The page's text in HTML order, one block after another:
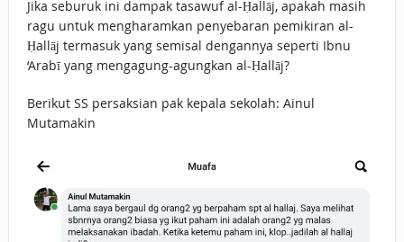
Jika seburuk ini dampak tasawuf al-Ḥallāj, apakah masih
ragu untuk mengharamkan penyebaran pemikiran al-
Ḥallāj termasuk yang semisal dengannya seperti Ibnu
‘Arabī yang mengagung-agungkan al-Ḥallāj?
Berikut SS persaksian pak kepala sekolah: Ainul
Mutamakin